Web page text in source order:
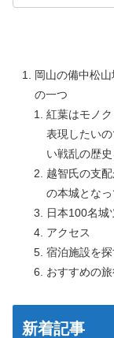
岡山の備中松
の一つ
紅葉はモノ
表現したい
い戦乱の歴
越智氏の支
の本城とな
日本100名城
アクセス
宿泊施設を探
おすすめの
新着記事